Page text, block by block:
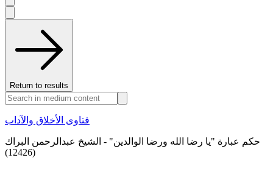
Return to results
فتاوى الأخلاق والآداب
حكم عبارة "يا رضا الله ورضا الوالدين" - الشيخ عبدالرحمن البراك
(12426)